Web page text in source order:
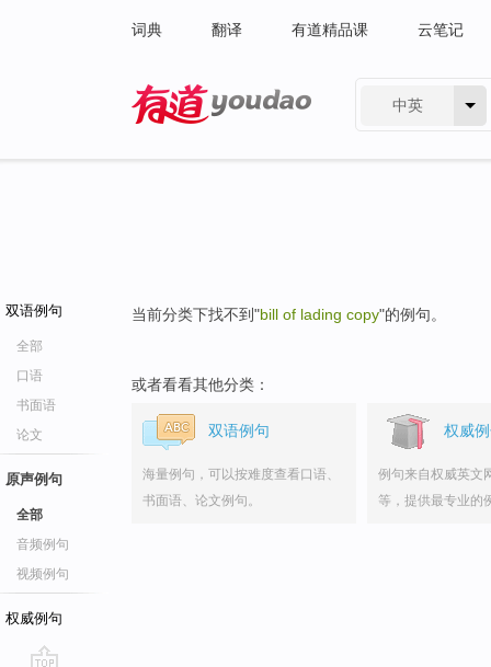
词典 翻译 有道精品课 云笔记
中英
双语例句
全部
口语
书面语
论文
原声例句
全部
音频例句
视频例句
权威例句
当前分类下找不到"bill of lading copy"的例句。
或者看看其他分类：
双语例句
海量例句，可以按难度查看口语、
书面语、论文例句。
权威
例句来自权威英文
等，提供最专业的